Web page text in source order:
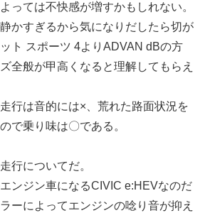
っては不快感が増すかもしれない。
かすぎるから気になりだしたら切が
ト スポーツ 4よりADVAN dBの方
全般が甲高くなると理解してもらえ
行は音的には×、荒れた路面状況を
で乗り味は〇である。
行についてだ。
ンジン車になるCIVIC e:HEVなのだ
ーによってエンジンの唸り音が抑え